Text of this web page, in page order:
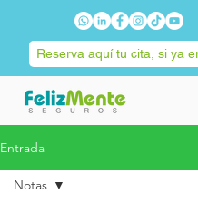
Reserva aquí tu cita, si ya
Entrada
Notas